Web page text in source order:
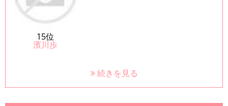
15位
濱川歩
続きを見る